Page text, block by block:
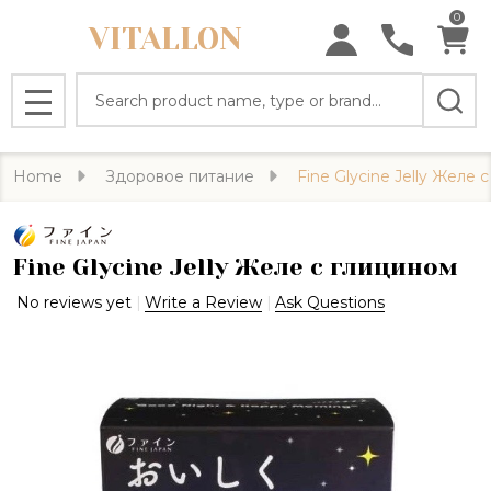
VITALLON
0
MENU
Home Здоровое питание Fine Glycine Jelly Желе
Fine Glycine Jelly Желе с глицином
No reviews yet Write a Review Ask Questions